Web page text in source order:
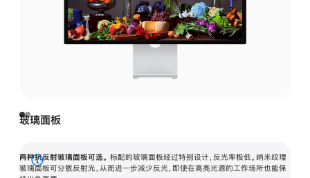
玻璃面板
两种抗反射玻璃面板可选。 标配的玻璃面板经过特别设计，反光率极低。纳米纹理
玻璃面板可分散反射光，从而进一步减少反光，即使在高亮光源的工作场所也能保
展